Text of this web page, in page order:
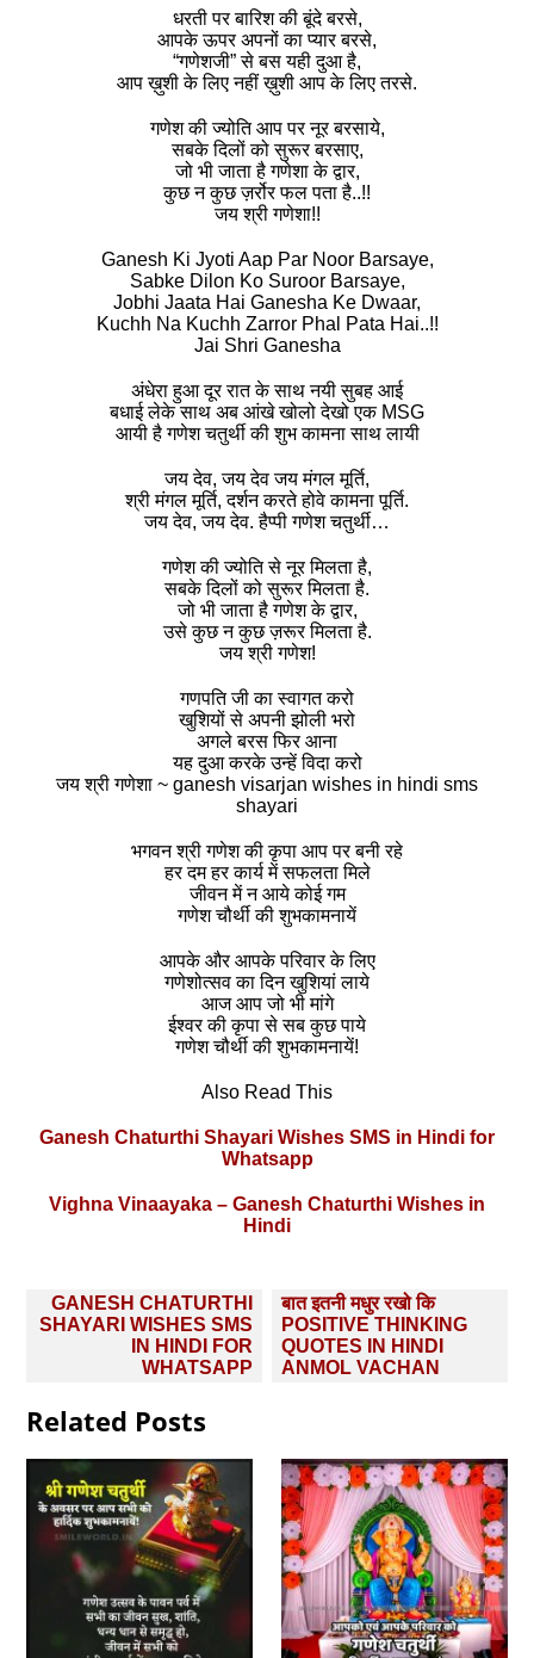
धरती पर बारिश की बूंदे बरसे,
आपके ऊपर अपनों का प्यार बरसे,
“गणेशजी” से बस यही दुआ है,
आप ख़ुशी के लिए नहीं ख़ुशी आप के लिए तरसे.
गणेश की ज्योति आप पर नूर बरसाये,
सबके दिलों को सुरूर बरसाए,
जो भी जाता है गणेशा के द्वार,
कुछ न कुछ ज़र्रोर फल पता है..!!
जय श्री गणेशा!!
Ganesh Ki Jyoti Aap Par Noor Barsaye,
Sabke Dilon Ko Suroor Barsaye,
Jobhi Jaata Hai Ganesha Ke Dwaar,
Kuchh Na Kuchh Zarror Phal Pata Hai..!!
Jai Shri Ganesha
अंधेरा हुआ दूर रात के साथ नयी सुबह आई
बधाई लेके साथ अब आंखे खोलो देखो एक MSG
आयी है गणेश चतुर्थी की शुभ कामना साथ लायी
जय देव, जय देव जय मंगल मूर्ति,
श्री मंगल मूर्ति, दर्शन करते होवे कामना पूर्ति.
जय देव, जय देव. हैप्पी गणेश चतुर्थी…
गणेश की ज्योति से नूर मिलता है,
सबके दिलों को सुरूर मिलता है.
जो भी जाता है गणेश के द्वार,
उसे कुछ न कुछ ज़रूर मिलता है.
जय श्री गणेश!
गणपति जी का स्वागत करो
खुशियों से अपनी झोली भरो
अगले बरस फिर आना
यह दुआ करके उन्हें विदा करो
जय श्री गणेशा ~ ganesh visarjan wishes in hindi sms
shayari
भगवन श्री गणेश की कृपा आप पर बनी रहे
हर दम हर कार्य में सफलता मिले
जीवन में न आये कोई गम
गणेश चौर्थी की शुभकामनायें
आपके और आपके परिवार के लिए
गणेशोत्सव का दिन खुशियां लाये
आज आप जो भी मांगे
ईश्वर की कृपा से सब कुछ पाये
गणेश चौर्थी की शुभकामनायें!
Also Read This
Ganesh Chaturthi Shayari Wishes SMS in Hindi for
Whatsapp
Vighna Vinaayaka – Ganesh Chaturthi Wishes in
Hindi
Post
navigation
GANESH CHATURTHI
SHAYARI WISHES SMS
IN HINDI FOR
WHATSAPP
बात इतनी मधुर रखो कि
POSITIVE THINKING
QUOTES IN HINDI
ANMOL VACHAN
Related Posts